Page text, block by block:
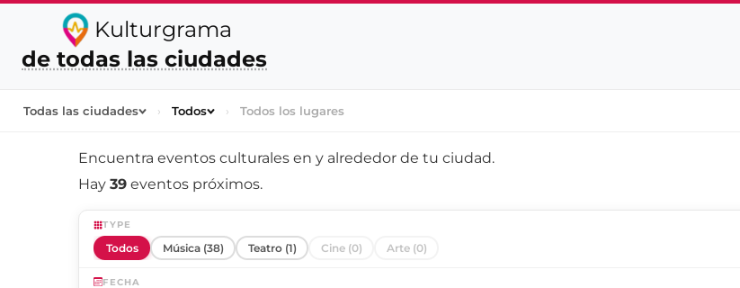
Kulturgrama
de todas las ciudades
Todas las ciudades › Todos › Todos los lugares
Encuentra eventos culturales en y alrededor de tu ciudad.
Hay 39 eventos próximos.
TYPE
Todos Música (38) Teatro (1) Cine (0) Arte (0)
FECHA